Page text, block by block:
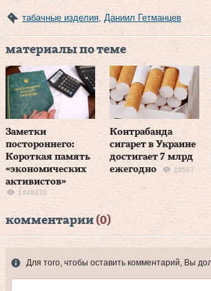
табачные изделия Даниил Гетманцев
материалы по теме
Заметки
постороннего:
Короткая память
«экономических
активистов»
1449470
Контрабанда
сигарет в Украине
достигает 7 млрд
ежегодно
10567
комментарии (0)
Для того, чтобы оставить комментарий, Вы